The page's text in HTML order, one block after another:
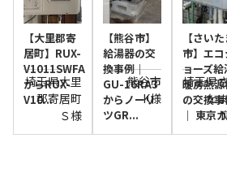
【大里郡寄
居町】RUX-
V1011SWFA
からRUX-
V10...
埼玉県大里
郡寄居町
Ｓ様
【熊谷市】
給湯器の交
換事例｜
GU-16RA3
からノーリ
ツGR...
熊谷市
K様
【さい
市】エコ
ョーズ給
暖房熱源
の交換事
｜ 東京
埼玉県
た